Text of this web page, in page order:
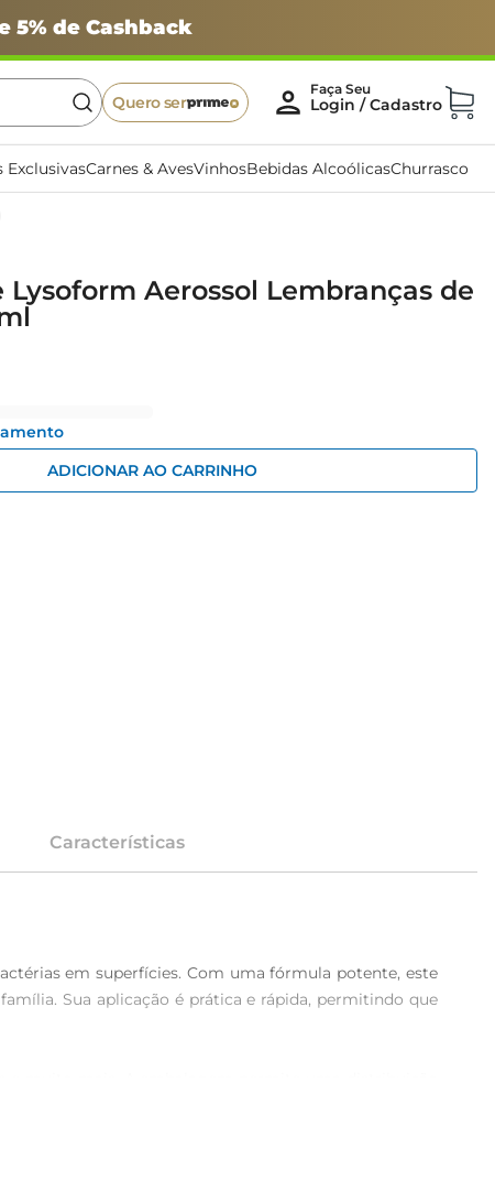
5% de Cashback
Quero ser
ExclusivasCarnes & AvesVinhosBebidas AlcoólicasChurrasco
Aerossol Lembranças de
ADICIONAR AO CARRINHO
Características
em superfícies. Com uma fórmula potente, este
Sua aplicação é prática e rápida, permitindo que
de frescor após a limpeza, tornando o ambiente